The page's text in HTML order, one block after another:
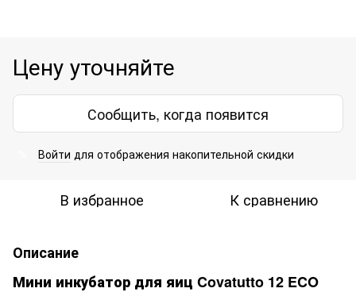
Цену уточняйте
Сообщить, когда появится
Войти для отображения накопительной скидки
В избранное К сравнению
Описание
Мини инкубатор для яиц Covatutto 12 ECO